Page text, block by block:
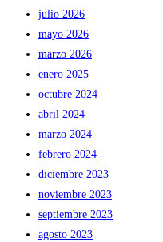
julio 2026
mayo 2026
marzo 2026
enero 2025
octubre 2024
abril 2024
marzo 2024
febrero 2024
diciembre 2023
noviembre 2023
septiembre 2023
agosto 2023